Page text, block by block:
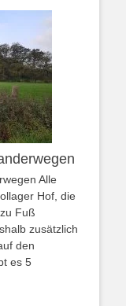
Alle
Hof, die
Fuß
zusätzlich
den
es 5